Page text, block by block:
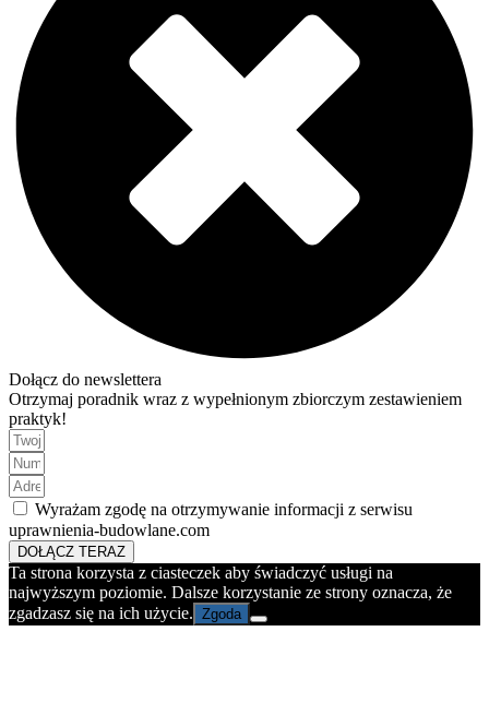
Dołącz do newslettera
Otrzymaj poradnik wraz z wypełnionym zbiorczym zestawieniem
praktyk!
Wyrażam zgodę na otrzymywanie informacji z serwisu
uprawnienia-budowlane.com
DOŁĄCZ TERAZ
Ta strona korzysta z ciasteczek aby świadczyć usługi na
najwyższym poziomie. Dalsze korzystanie ze strony oznacza, że
zgadzasz się na ich użycie. Zgoda